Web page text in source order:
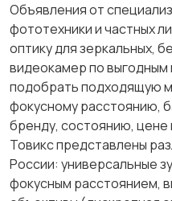
Объявления от
фототехники и частных
оптику для зеркальных,
видеокамер по
подобрать подходящую
фокусному расстоянию,
бренду, состоянию, цене
Товикс представлены
России: универсальные
фокусным расстоянием,